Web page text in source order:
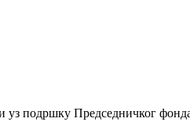
подршку Председничког